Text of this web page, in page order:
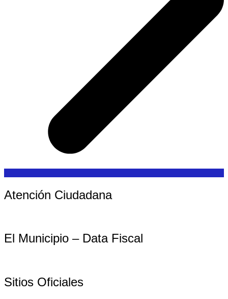
Atención Ciudadana
El Municipio – Data Fiscal
Sitios Oficiales